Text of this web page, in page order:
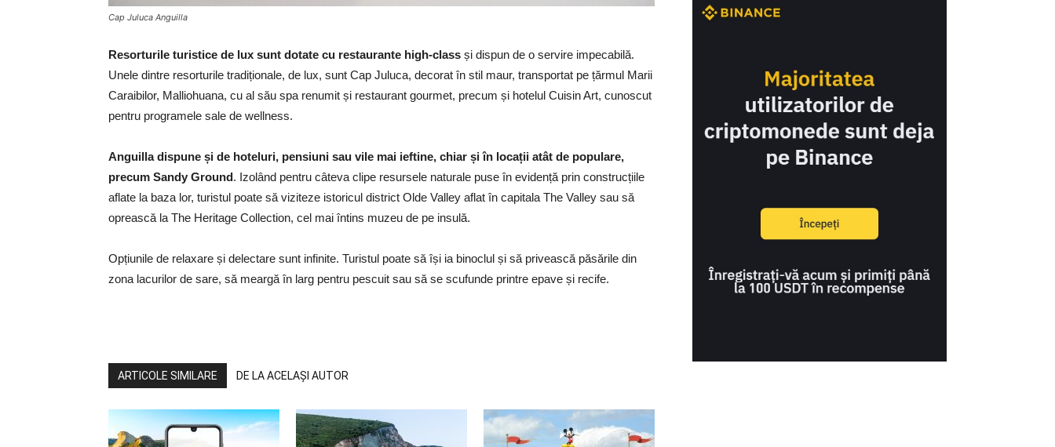
Cap Juluca Anguilla
Resorturile turistice de lux sunt dotate cu restaurante high-class și dispun de o servire impecabilă.
Unele dintre resorturile tradiționale, de lux, sunt Cap Juluca, decorat în stil maur, transportat pe țărmul Marii
Caraibilor, Malliohuana, cu al său spa renumit și restaurant gourmet, precum și hotelul Cuisin Art, cunoscut
pentru programele sale de wellness.
Anguilla dispune și de hoteluri, pensiuni sau vile mai ieftine, chiar și în locații atât de populare,
precum Sandy Ground. Izolând pentru câteva clipe resursele naturale puse în evidență prin construcțiile
aflate la baza lor, turistul poate să viziteze istoricul district Olde Valley aflat în capitala The Valley sau să
oprească la The Heritage Collection, cel mai întins muzeu de pe insulă.
Opțiunile de relaxare și delectare sunt infinite. Turistul poate să își ia binoclul și să privească păsările din
zona lacurilor de sare, să meargă în larg pentru pescuit sau să se scufunde printre epave și recife.
ARTICOLE SIMILARE DE LA ACELAȘI AUTOR